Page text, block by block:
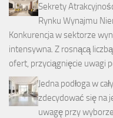
Sekrety
Rynku Wynajmu
Konkurencja w sektorze
intensywna. Z rosnącą
ofert, przyciągnięcie uwagi
Jedna podłoga w
zdecydować się na
uwagę przy